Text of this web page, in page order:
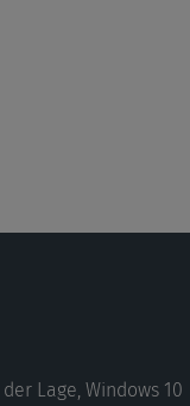
Lage, Windows 10